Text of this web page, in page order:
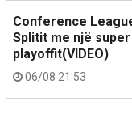
Conference
Splitit me një
playoffit(VIDEO)
06/08 21:53